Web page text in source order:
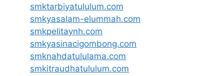
smktarbiyatululum.com
smkyasalam-elummah.com
smkpelitaynh.com
smkyasinacigombong.com
smknahdatululama.com
smkitraudhatululum.com